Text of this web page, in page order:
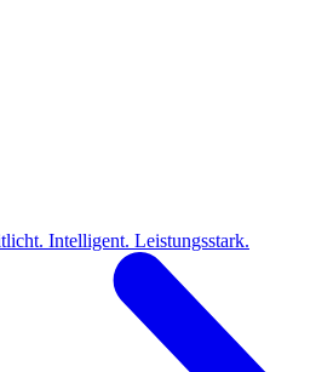
Intelligent. Leistungsstark.